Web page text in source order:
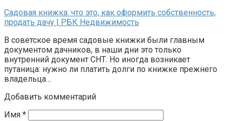
Садовая книжка: что это, как оформить собственность,
продать дачу | РБК Недвижимость
В советское время садовые книжки были главным
документом дачников, в наши дни это только
внутренний документ СНТ. Но иногда возникает
путаница: нужно ли платить долги по книжке прежнего
владельца…
Добавить комментарий
Имя *